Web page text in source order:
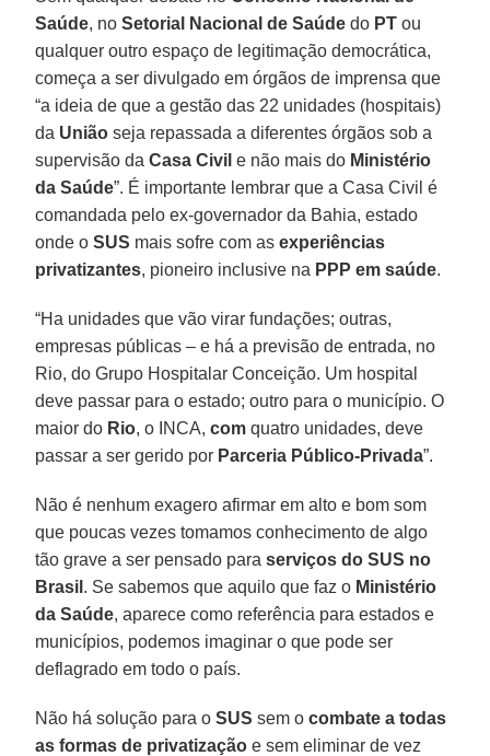
Saúde, noSetorial Nacional de Saúde do PT ou
qualquer outro espaço de legitimação democrática,
começa a ser divulgado em órgãos de imprensa que
“a ideia de que a gestão das 22 unidades (hospitais)
da União seja repassada a diferentes órgãos sob a
supervisão daCasa Civil e não mais do Ministério
da Saúde”. É importante lembrar que a Casa Civil é
comandada pelo ex-governador da Bahia, estado
onde oSUS mais sofre com asexperiências
privatizantes, pioneiro inclusive na PPP em saúde.
“Ha unidades que vão virar fundações; outras,
empresas públicas – e há a previsão de entrada, no
Rio, do Grupo Hospitalar Conceição. Um hospital
deve passar para o estado; outro para o município. O
maior do Rio, o INCA,com quatro unidades, deve
passar a ser gerido por Parceria Público-Privada”.
Não é nenhum exagero afirmar em alto e bom som
que poucas vezes tomamos conhecimento de algo
tão grave a ser pensado paraserviços do SUS no
Brasil . Se sabemos que aquilo que faz o Ministério
da Saúde, aparece como referência para estados e
municípios, podemos imaginar o que pode ser
deflagrado em todo o país.
Não há solução para oSUS sem ocombate a todas
as formas de privatização e sem eliminar de vez